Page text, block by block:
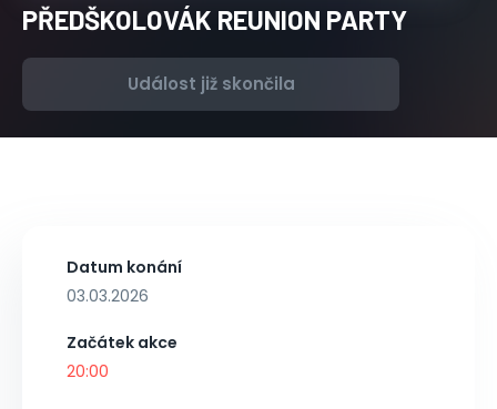
PŘEDŠKOLOVÁK REUNION PARTY
Událost již skončila
Datum konání
03.03.2026
Začátek akce
20:00